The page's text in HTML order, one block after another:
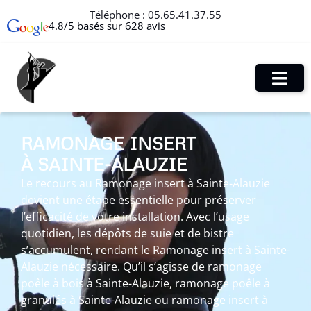
Téléphone : 05.65.41.37.55
4.8/5 basés sur 628 avis
RAMONAGE INSERT
À SAINTE-ALAUZIE
Le recours au Ramonage insert à Sainte-Alauzie
devient une étape essentielle pour préserver
l’efficacité de votre installation. Avec l’usage
quotidien, les dépôts de suie et de bistre
s’accumulent, rendant le Ramonage insert à Sainte-
Alauzie nécessaire. Qu’il s’agisse de ramonage
poêle à bois à Sainte-Alauzie, ramonage poêle à
granulés à Sainte-Alauzie ou ramonage insert à